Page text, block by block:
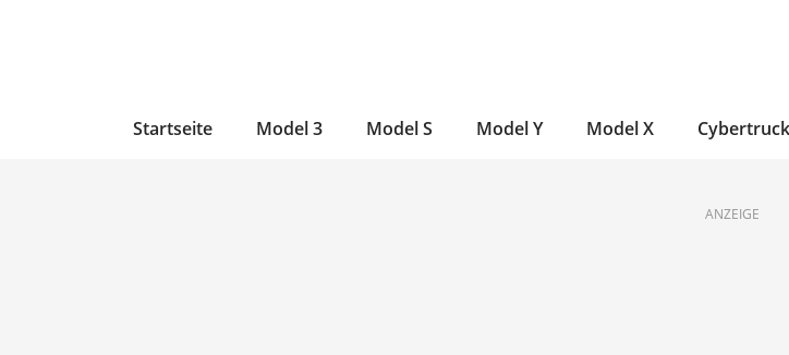
Startseite Model 3 Model S Model Y Model X Cybertruck
ANZEIGE